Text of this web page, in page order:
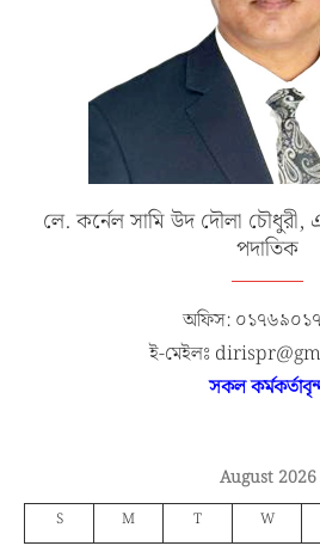
লে. কর্নেল সামি উদ দৌলা চৌধুরী,
পদাতিক
অফিস:
ই-মেইলঃ
সকল
August 2026
S M T W